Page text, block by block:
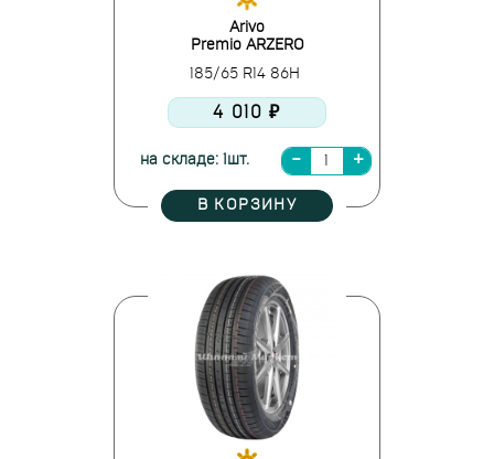
Arivo
Premio ARZERO
185/65 R14 86H
4 010 ₽
на складе: 1шт.
В КОРЗИНУ